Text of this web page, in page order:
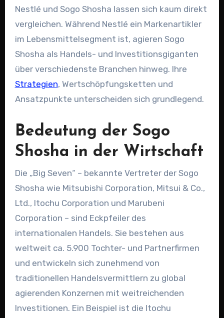
Nestlé und Sogo Shosha lassen sich kaum direkt
vergleichen. Während Nestlé ein Markenartikler
im Lebensmittelsegment ist, agieren Sogo
Shosha als Handels- und Investitionsgiganten
über verschiedenste Branchen hinweg. Ihre
Strategien, Wertschöpfungsketten und
Ansatzpunkte unterscheiden sich grundlegend.
Bedeutung der Sogo
Shosha in der Wirtschaft
Die „Big Seven“ – bekannte Vertreter der Sogo
Shosha wie Mitsubishi Corporation, Mitsui & Co.,
Ltd., Itochu Corporation und Marubeni
Corporation – sind Eckpfeiler des
internationalen Handels. Sie bestehen aus
weltweit ca. 5.900 Tochter- und Partnerfirmen
und entwickeln sich zunehmend von
traditionellen Handelsvermittlern zu global
agierenden Konzernen mit weitreichenden
Investitionen. Ein Beispiel ist die Itochu